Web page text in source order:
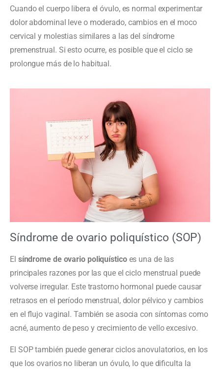
Cuando el cuerpo libera el óvulo, es normal experimentar
dolor abdominal leve o moderado, cambios en el moco
cervical y molestias similares a las del síndrome
premenstrual. Si esto ocurre, es posible que el ciclo se
prolongue más de lo habitual.
Síndrome de ovario poliquístico (SOP)
El síndrome de ovario poliquísticoes una de las
principales razones por las que el ciclo menstrual puede
volverse irregular. Este trastorno hormonal puede causar
retrasos en el período menstrual, dolor pélvico y cambios
en el flujo vaginal. También se asocia con síntomas como
acné, aumento de peso y crecimiento de vello excesivo.
El SOP también puede generar ciclos anovulatorios, en los
que los ovarios no liberan un óvulo, lo que dificulta la